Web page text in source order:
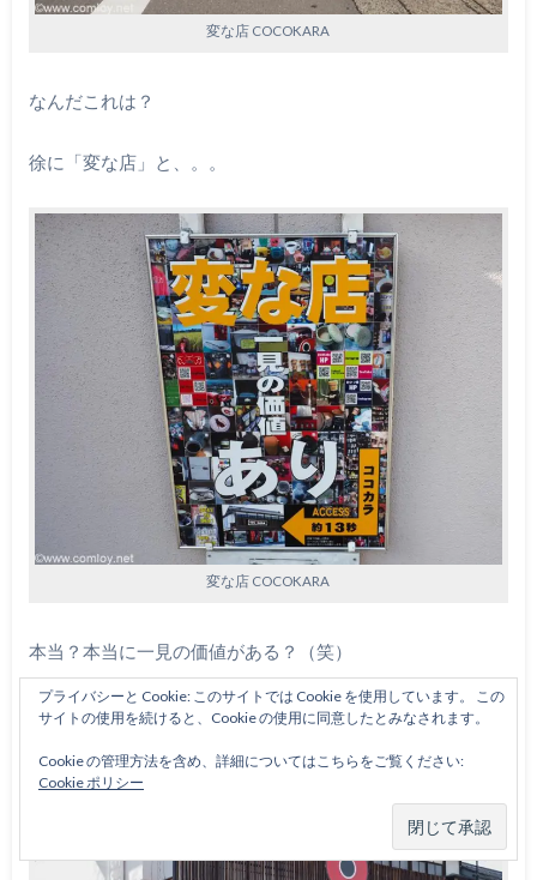
変な店 COCOKARA
なんだこれは？
徐に「変な店」と、。。
変な店 COCOKARA
本当？本当に一見の価値がある？（笑）
なんか気になるので行ってみよう！
プライバシーと Cookie: このサイトでは Cookie を使用しています。 この
サイトの使用を続けると、Cookie の使用に同意したとみなされます。
Cookie の管理方法を含め、詳細についてはこちらをご覧ください:
Cookie ポリシー